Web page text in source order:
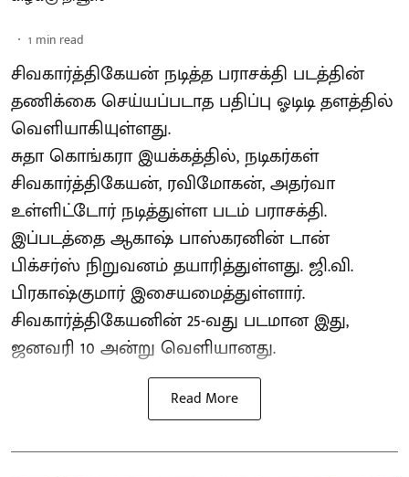
1 min read
சிவகார்த்திகேயன் நடித்த பராசக்தி படத்தின்
தணிக்கை செய்யப்படாத பதிப்பு ஓடிடி தளத்தில்
வெளியாகியுள்ளது.
சுதா கொங்கரா இயக்கத்தில், நடிகர்கள்
சிவகார்த்திகேயன், ரவிமோகன், அதர்வா
உள்ளிட்டோர் நடித்துள்ள படம் பராசக்தி.
இப்படத்தை ஆகாஷ் பாஸ்கரனின் டான்
பிக்சர்ஸ் நிறுவனம் தயாரித்துள்ளது. ஜி.வி.
பிரகாஷ்குமார் இசையமைத்துள்ளார்.
சிவகார்த்திகேயனின் 25-வது படமான இது,
ஜனவரி 10 அன்று வெளியானது.
Read More